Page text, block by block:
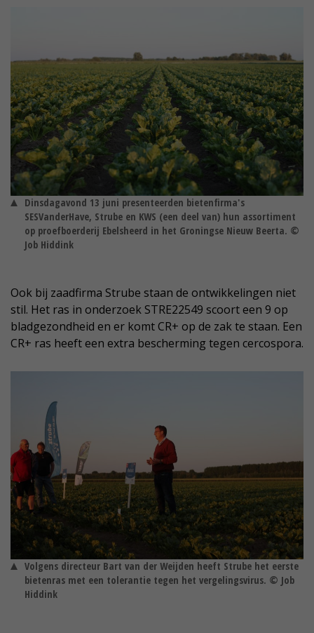
Dinsdagavond 13 juni presenteerden bietenfirma's
SESVanderHave, Strube en KWS (een deel van) hun assortiment
op proefboerderij Ebelsheerd in het Groningse Nieuw Beerta. ©
Job Hiddink
Ook bij zaadfirma Strube staan de ontwikkelingen niet
stil. Het ras in onderzoek STRE22549 scoort een 9 op
bladgezondheid en er komt CR+ op de zak te staan. Een
CR+ ras heeft een extra bescherming tegen cercospora.
Volgens directeur Bart van der Weijden heeft Strube het eerste
bietenras met een tolerantie tegen het vergelingsvirus. © Job
Hiddink